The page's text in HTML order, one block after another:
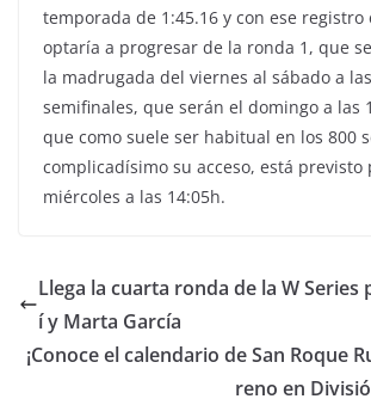
temporada de 1:45.16 y con ese
optaría a progresar de la ronda 1, que
la madrugada del viernes al sábado a
semifinales, que serán el domingo a las
que como suele ser habitual en los 800
complicadísimo su acceso, está previsto
miércoles a las 14:05h.
Llega la cuarta ronda de la W
í y Marta García
¡Conoce el calendario de San Roque
reno en